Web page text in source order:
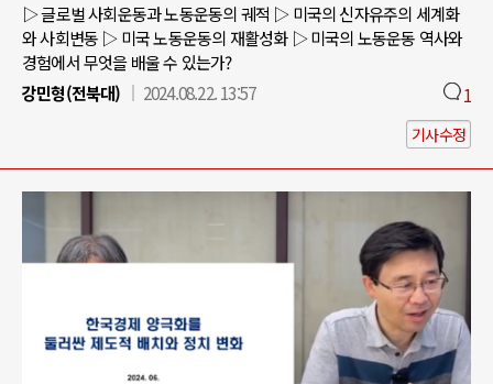
▷ 글로벌 사회운동과 노동운동의 궤적 ▷ 미국의 신자유주의 세계화
와 사회변동 ▷ 미국 노동운동의 재활성화 ▷ 미국의 노동운동 역사와
경험에서 무엇을 배울 수 있는가?
강민형(전북대)
2024.08.22. 13:57 1
기사수정